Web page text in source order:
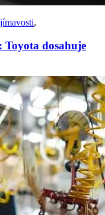
,
Toyota dosahuje